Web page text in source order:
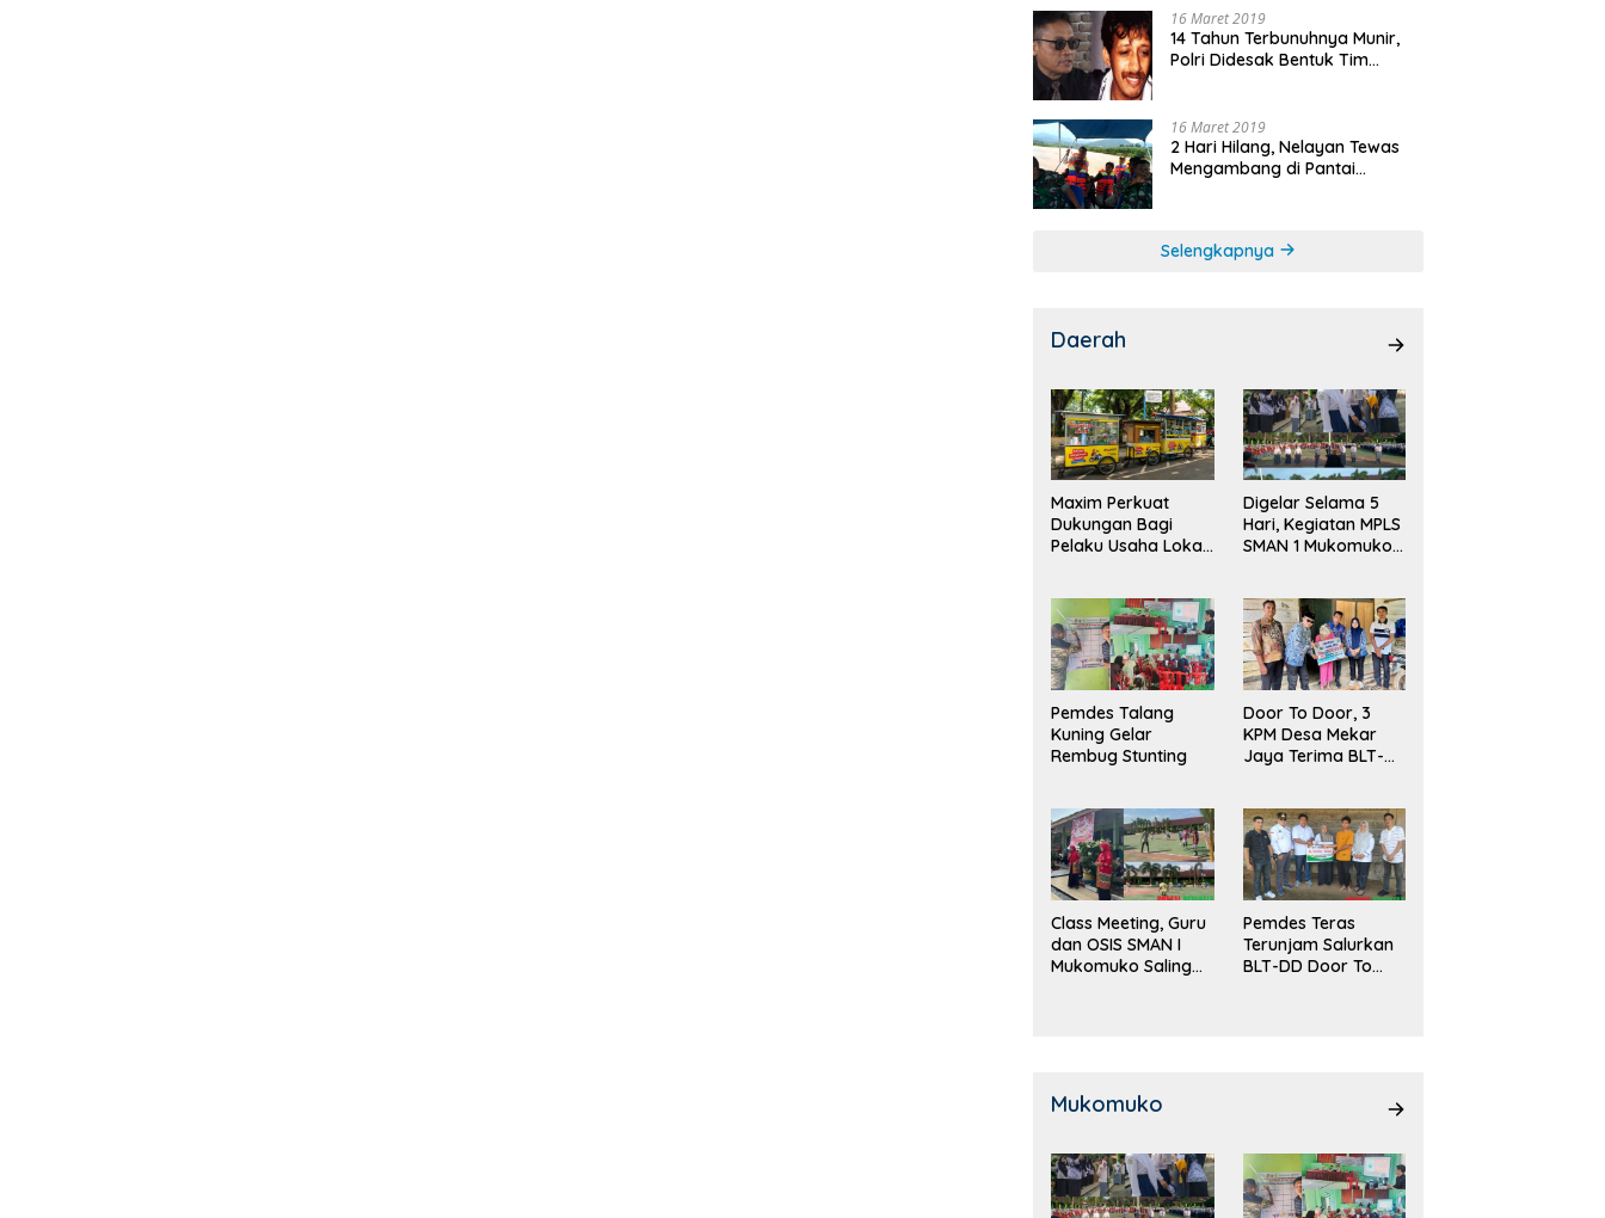
16 Maret 2019
14 Tahun Terbunuhnya Munir,
Polri Didesak Bentuk Tim
16 Maret 2019
2 Hari Hilang, Nelayan Tewas
Mengambang di Pantai
Selengkapnya
Daerah
Maxim Perkuat
Dukungan Bagi
Pelaku Usaha Lokal
Ruang Publik dan
Kebersihan Pasar
Digelar Selama 5
Hari, Kegiatan MPLS
SMAN 1 Mukomuko
Pemdes Talang
Kuning Gelar
Rembug Stunting
Door To Door, 3
KPM Desa Mekar
Jaya Terima BLT-
Class Meeting, Guru
dan OSIS SMAN I
Mukomuko Saling
Pemdes Teras
Terunjam Salurkan
BLT-DD Door To
Mukomuko